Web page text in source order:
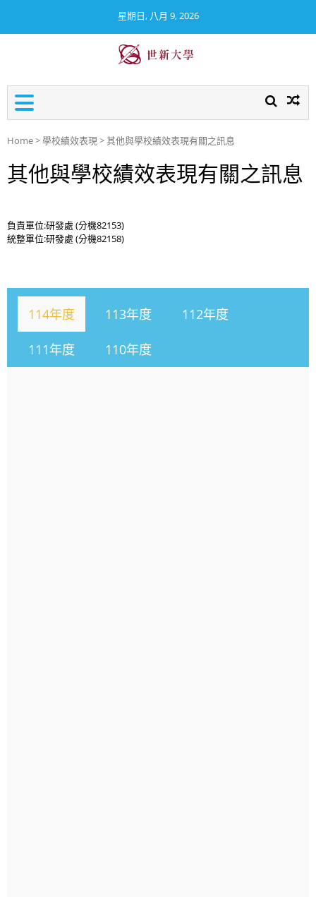
星期日, 八月 9, 2026
Home>學校績效表現>其他與學校績效表現有關之訊息
其他與學校績效表現有關之訊息
負責單位:研發處 (分機82153)
統整單位:研發處 (分機82158)
114年度 113年度 112年度
111年度 110年度